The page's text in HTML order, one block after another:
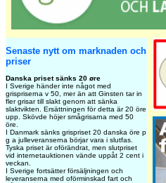
Senaste nytt om marknaden och
priser
Danska priset sänks 20 øre
I Sverige händer inte något med
grispriserna v 50, mer än att Ginsten tar in
fler grisar till slakt genom att sänka
slaktvikten. Ersättningen för detta är 20 öre
upp. Skövde höjer smågrisarna med 50
öre.
I Danmark sänks grispriset 20 danska öre p
g a julleveranserna börjar vara i slutfas.
Tyska priset är oförändrat, men slutpriset
vid internetauktionen vände uppåt 2 cent i
veckan.
I Sverige fortsätter försäljningen och
leveranserna med oförminskad fart och